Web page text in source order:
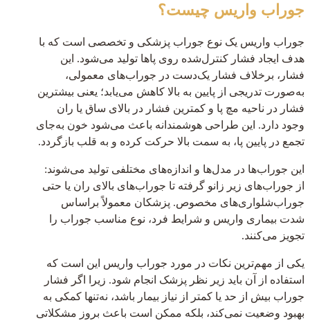
جوراب واریس چیست؟
جوراب واریس یک نوع جوراب پزشکی و تخصصی است که با
هدف ایجاد فشار کنترل‌شده روی پاها تولید می‌شود. این
فشار، برخلاف فشار یک‌دست در جوراب‌های معمولی،
به‌صورت تدریجی از پایین به بالا کاهش می‌یابد؛ یعنی بیشترین
فشار در ناحیه مچ پا و کمترین فشار در بالای ساق یا ران
وجود دارد. این طراحی هوشمندانه باعث می‌شود خون به‌جای
تجمع در پایین پا، به سمت بالا حرکت کرده و به قلب بازگردد.
این جوراب‌ها در مدل‌ها و اندازه‌های مختلفی تولید می‌شوند:
از جوراب‌های زیر زانو گرفته تا جوراب‌های بالای ران یا حتی
جوراب‌شلواری‌های مخصوص. پزشکان معمولاً براساس
شدت بیماری واریس و شرایط فرد، نوع مناسب جوراب را
تجویز می‌کنند.
یکی از مهم‌ترین نکات در مورد جوراب واریس این است که
استفاده از آن باید زیر نظر پزشک انجام شود. زیرا اگر فشار
جوراب بیش از حد یا کمتر از نیاز بیمار باشد، نه‌تنها کمکی به
بهبود وضعیت نمی‌کند، بلکه ممکن است باعث بروز مشکلاتی